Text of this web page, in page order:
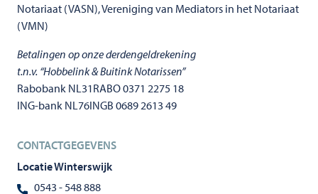
Notariaat (VASN), Vereniging van Mediators in het Notariaat
(VMN)
Betalingen op onze derdengeldrekening
t.n.v. “Hobbelink & Buitink Notarissen”
Rabobank NL31RABO 0371 2275 18
ING-bank NL76INGB 0689 2613 49
CONTACTGEGEVENS
Locatie Winterswijk
0543 - 548 888